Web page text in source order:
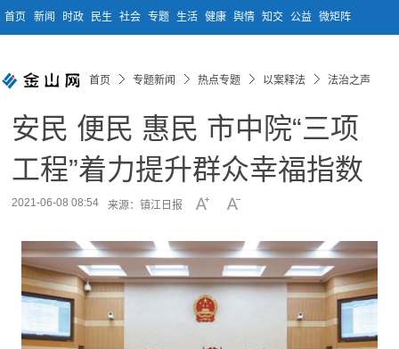
首页 新闻 时政 民生 社会 专题 生活 健康 舆情 知交 公益 微矩阵
首页 专题新闻 热点专题 以案释法 法治之声
安民 便民 惠民 市中院“三项
工程”着力提升群众幸福指数
2021-06-08 08:54 来源：镇江日报